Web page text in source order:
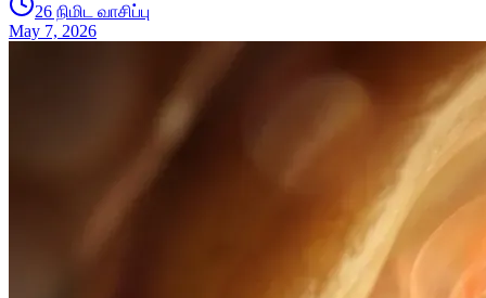
26 நிமிட வாசிப்பு
May 7, 2026